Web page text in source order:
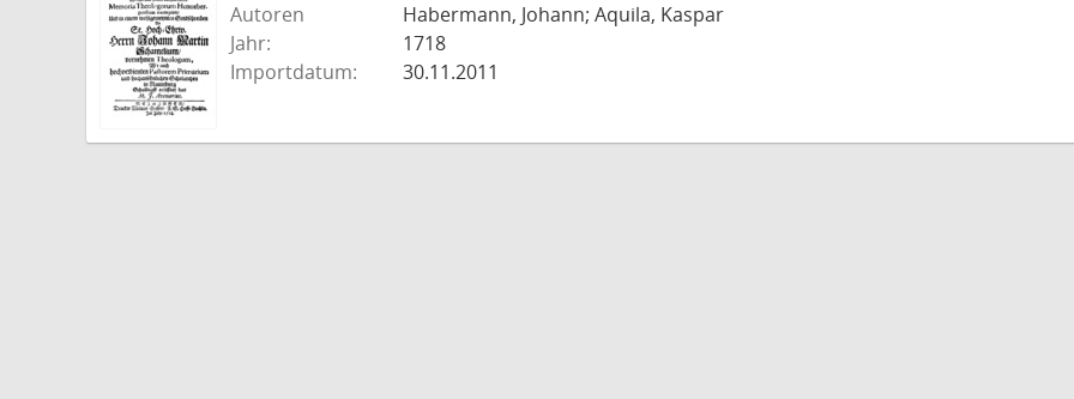
Autoren
Habermann, Johann; Aquila, Kaspar
Jahr:
1718
Importdatum:
30.11.2011